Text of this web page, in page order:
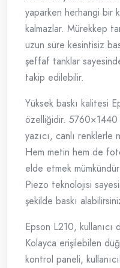
yaparken herhangi bir
kalmazlar. Mürekkep
uzun süre kesintisiz
şeffaf tanklar
takip edilebilir.
Yüksek baskı kalitesi
özelliğidir.
yazıcı, canlı renklerle
Hem metin hem de
elde etmek
Piezo teknolojisi
şekilde baskı
Epson L210,
Kolayca erişilebilen
kontrol paneli,